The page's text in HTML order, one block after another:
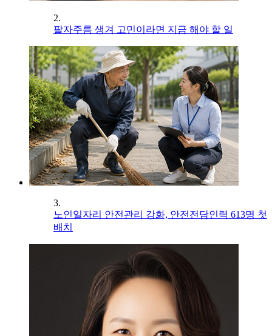
2.
팔자주름 생겨 고민이라면 지금 해야 할 일
3.
노인일자리 안전관리 강화, 안전전담인력 613명 첫
배치